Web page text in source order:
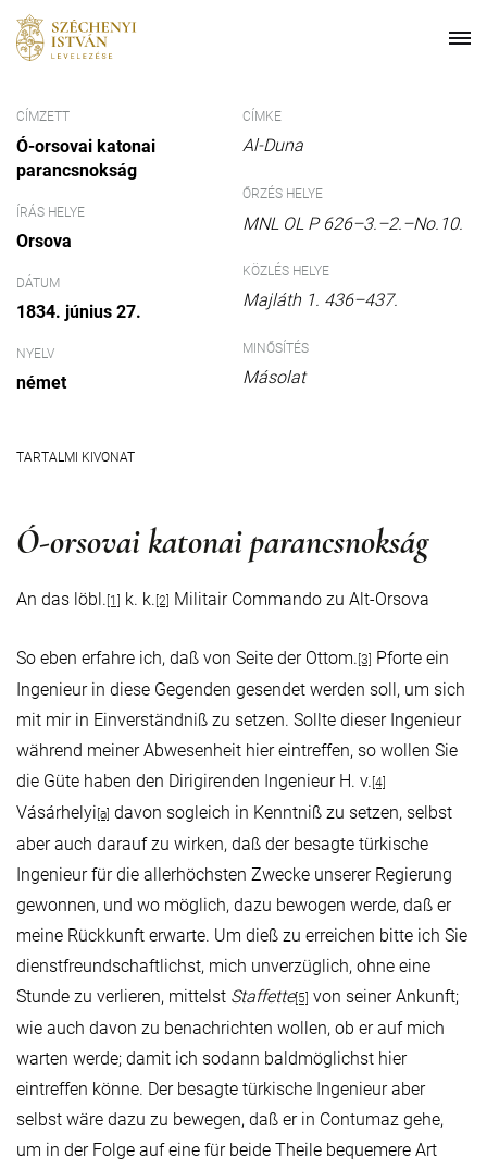
CÍMZETT
Ó-orsovai katonai
parancsnokság
ÍRÁS HELYE
Orsova
DÁTUM
1834. június 27.
NYELV
német
CÍMKE
Al-Duna
ŐRZÉS HELYE
MNL OL P 626–3.–2.–No.10.
KÖZLÉS HELYE
Majláth 1. 436–437.
MINŐSÍTÉS
Másolat
TARTALMI KIVONAT
Ó-orsovai katonai parancsnokság
An das löbl. [1] k. k. [2] Militair Commando zu Alt-Orsova
So eben erfahre ich, daß von Seite der Ottom. [3]
Pforte ein
Ingenieur in diese Gegenden gesendet werden soll, um sich
mit mir in Einverständniß zu setzen. Sollte dieser Ingenieur
während meiner Abwesenheit hier eintreffen, so wollen Sie
die Güte haben den Dirigirenden Ingenieur H. v. [4]
Vásárhelyi [a] davon sogleich in Kenntniß zu setzen, selbst
aber auch darauf zu wirken, daß der besagte türkische
Ingenieur für die allerhöchsten Zwecke unserer Regierung
gewonnen, und wo möglich, dazu bewogen werde, daß er
meine Rückkunft erwarte. Um dieß zu erreichen bitte ich Sie
dienstfreundschaftlichst, mich unverzüglich, ohne eine
Stunde zu verlieren, mittelst Staffette[5] von seiner Ankunft;
wie auch davon zu benachrichten wollen, ob er auf mich
warten werde; damit ich sodann baldmöglichst hier
eintreffen könne. Der besagte türkische Ingenieur aber
selbst wäre dazu zu bewegen, daß er in Contumaz gehe,
um in der Folge auf eine für beide Theile bequemere Art